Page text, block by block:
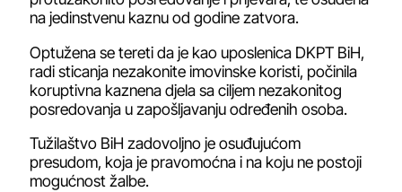
na jedinstvenu kaznu od godine zatvora.
Optužena se tereti da je kao uposlenica DKPT BiH,
radi sticanja nezakonite imovinske koristi, počinila
koruptivna kaznena djela sa ciljem nezakonitog
posredovanja u zapošljavanju određenih osoba.
Tužilaštvo BiH zadovoljno je osuđujućom
presudom, koja je pravomoćna i na koju ne postoji
mogućnost žalbe.